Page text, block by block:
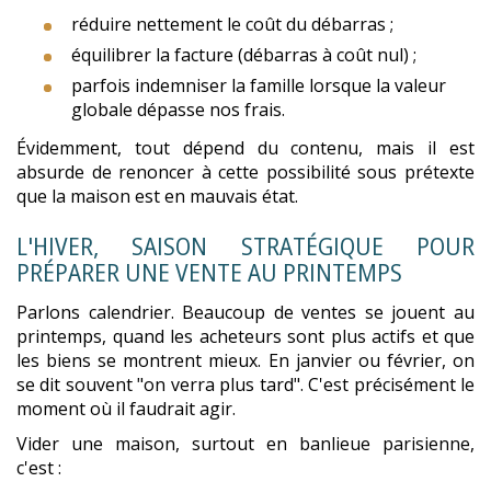
réduire nettement le coût du débarras ;
équilibrer la facture (débarras à coût nul) ;
parfois indemniser la famille lorsque la valeur
globale dépasse nos frais.
Évidemment, tout dépend du contenu, mais il est
absurde de renoncer à cette possibilité sous prétexte
que la maison est en mauvais état.
L'HIVER, SAISON STRATÉGIQUE POUR
PRÉPARER UNE VENTE AU PRINTEMPS
Parlons calendrier. Beaucoup de ventes se jouent au
printemps, quand les acheteurs sont plus actifs et que
les biens se montrent mieux. En janvier ou février, on
se dit souvent "on verra plus tard". C'est précisément le
moment où il faudrait agir.
Vider une maison, surtout en banlieue parisienne,
c'est :